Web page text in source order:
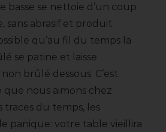
basse se nettoie d’un coup
sans abrasif et produit
qu’au fil du temps la
se patine et laisse
brûlé dessous. C’est
que nous aimons chez
traces du temps, les
panique: votre table vieillira